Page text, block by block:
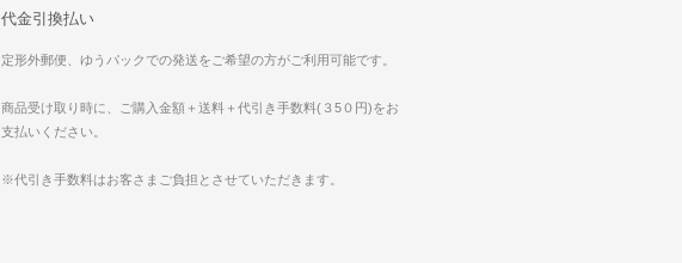
代金引換払い
定形外郵便、ゆうパックでの発送をご希望の方がご利用可能です。
商品受け取り時に、ご購入金額＋送料＋代引き手数料(３5０円)をお
支払いください。
※代引き手数料はお客さまご負担とさせていただきます。